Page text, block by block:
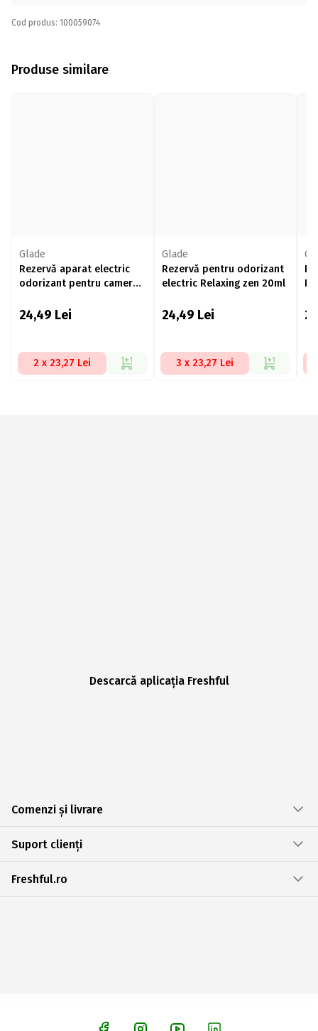
Cod produs: 100059074
Produse similare
Glade
Rezervă aparat electric
odorizant pentru cameră
24,49 Lei
2 x 23,27 Lei
Glade
Rezervă pentru odorizant
electric Relaxing zen 20ml
24,49 Lei
3 x 23,27 Lei
Descarcă aplicația Freshful
Comenzi și livrare
Suport clienți
Freshful.ro